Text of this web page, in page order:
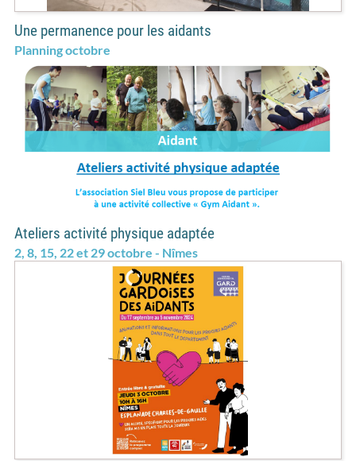
Une permanence pour les aidants
Planning octobre
Ateliers activité physique adaptée
2, 8, 15, 22 et 29 octobre - Nîmes